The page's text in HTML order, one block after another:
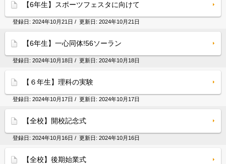
【6年生】スポーツフェスタに向けて
登録日: 2024年10月21日 / 更新日: 2024年10月21日
【6年生】一心同体!56ソーラン
登録日: 2024年10月18日 / 更新日: 2024年10月18日
【６年生】理科の実験
登録日: 2024年10月17日 / 更新日: 2024年10月17日
【全校】開校記念式
登録日: 2024年10月16日 / 更新日: 2024年10月16日
【全校】後期始業式